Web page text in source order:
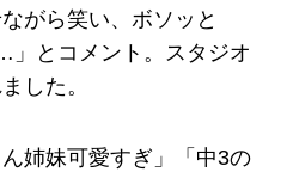
がら笑い、ボソッと
」とコメント。スタジオ
した。
姉妹可愛すぎ」「中3の